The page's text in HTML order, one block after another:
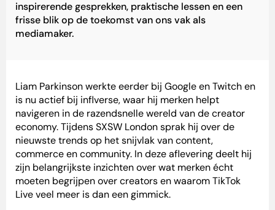
inspirerende gesprekken, praktische lessen en een
frisse blik op de toekomst van ons vak als
mediamaker.
Liam Parkinson werkte eerder bij Google en Twitch en
is nu actief bij inflverse, waar hij merken helpt
navigeren in de razendsnelle wereld van de creator
economy. Tijdens SXSW London sprak hij over de
nieuwste trends op het snijvlak van content,
commerce en community. In deze aflevering deelt hij
zijn belangrijkste inzichten over wat merken écht
moeten begrijpen over creators en waarom TikTok
Live veel meer is dan een gimmick.